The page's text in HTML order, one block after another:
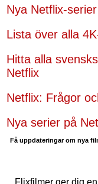
Nya Netflix-
Lista över alla
Hitta alla
Netflix
Netflix: Frågor
Nya serier på
Få uppdateringar om nya
Flixfilmer ger dig